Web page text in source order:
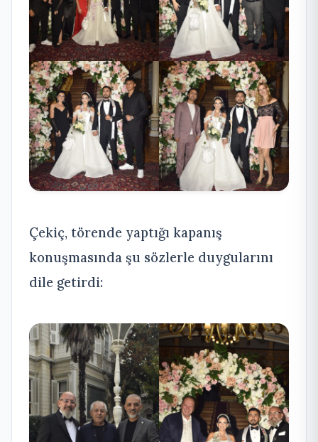
Çekiç, törende yaptığı kapanış
konuşmasında şu sözlerle duygularını
dile getirdi: